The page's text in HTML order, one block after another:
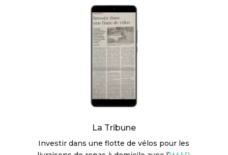
La Tribune
Investir dans une flotte de vélos pour les